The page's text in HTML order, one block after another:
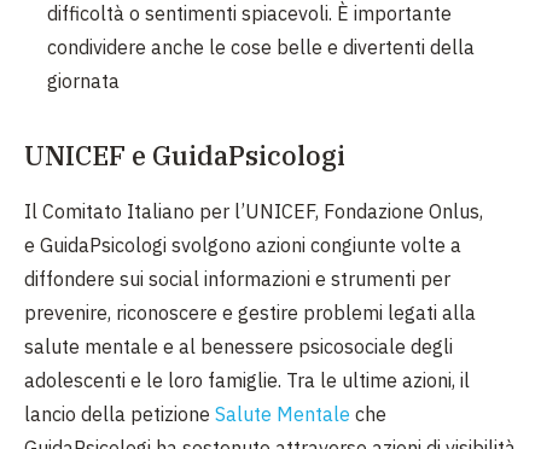
difficoltà o sentimenti spiacevoli. È importante
condividere anche le cose belle e divertenti della
giornata
UNICEF e GuidaPsicologi
Il Comitato Italiano per l’UNICEF, Fondazione Onlus,
e GuidaPsicologi svolgono azioni congiunte volte a
diffondere sui social informazioni e strumenti per
prevenire, riconoscere e gestire problemi legati alla
salute mentale e al benessere psicosociale degli
adolescenti e le loro famiglie. Tra le ultime azioni, il
lancio della petizione Salute Mentale che